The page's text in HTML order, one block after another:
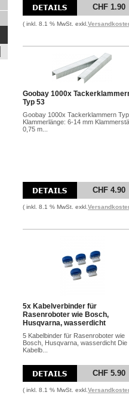
CHF 1.90
( inkl. 8.1 % MwSt. exkl.
Goobay 1000x
Typ 53
Goobay 1000x Tackerklammern
Klammerlänge: 6-14 mm
0,75 m...
CHF 4.90
( inkl. 8.1 % MwSt. exkl.
5x Kabelverbinder für
Rasenroboter wie Bosch,
Husqvarna, wasserdicht
5 Kabelbinder für Rasenroboter wie
Bosch, Husqvarna, wasserdicht Die
Kabelb...
CHF 5.90
( inkl. 8.1 % MwSt. exkl.